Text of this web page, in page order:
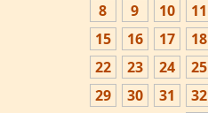
8
9 10 11
15
16 17 18
22
23 24 25
29
30 31 32